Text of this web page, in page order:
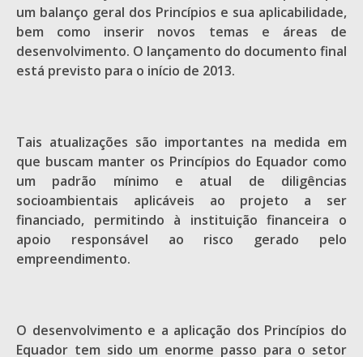
um balanço geral dos Princípios e sua aplicabilidade,
bem como inserir novos temas e áreas de
desenvolvimento. O lançamento do documento final
está previsto para o início de 2013.
Tais atualizações são importantes na medida em
que buscam manter os Princípios do Equador como
um padrão mínimo e atual de diligências
socioambientais aplicáveis ao projeto a ser
financiado, permitindo à instituição financeira o
apoio responsável ao risco gerado pelo
empreendimento.
O desenvolvimento e a aplicação dos Princípios do
Equador tem sido um enorme passo para o setor